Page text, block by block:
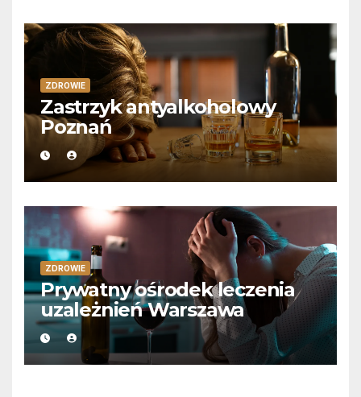
ZDROWIE
Zastrzyk antyalkoholowy
Poznań
ZDROWIE
Prywatny ośrodek leczenia
uzależnień Warszawa